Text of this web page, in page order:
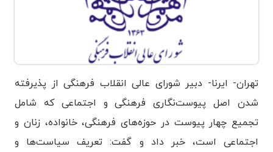
تهران- ایرنا- دبیر شورای عالی انقلاب فرهنگی از پذیرفته
شدن اصل پیوست‌نگاری فرهنگی و اجتماعی که شامل
تجمیع چهار پیوست در حوزه‌های فرهنگی، خانواده، زنان و
اجتماعی است، خبر داد و گفت: تعریف سیاست‌ها و